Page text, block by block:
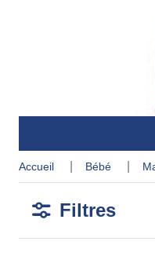
accueil bébé
Filtres